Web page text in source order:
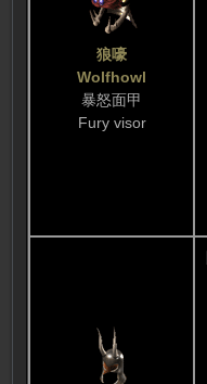
狼嚎
Wolfhowl
暴怒面甲
Fury visor